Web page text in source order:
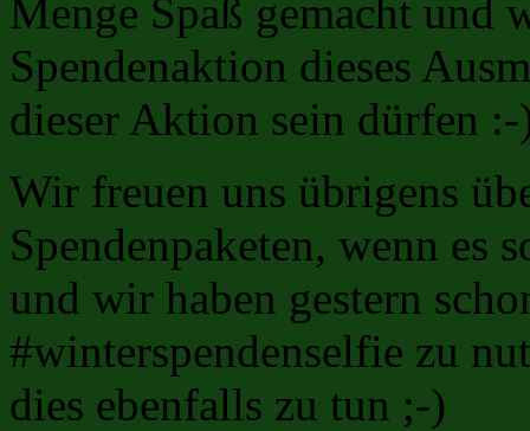
Menge Spaß gemacht und
Spendenaktion dieses
dieser Aktion sein dürfen :-
Wir freuen uns übrigens
Spendenpaketen, wenn es
und wir haben gestern
#winterspendenselfie zu
dies ebenfalls zu tun ;-)